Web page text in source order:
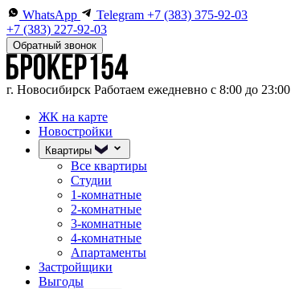
WhatsApp Telegram +7 (383) 375-92-03
+7 (383) 227-92-03
Обратный звонок
г. Новосибирск Работаем ежедневно с 8:00 до 23:00
ЖК на карте
Новостройки
Квартиры
Все квартиры
Студии
1-комнатные
2-комнатные
3-комнатные
4-комнатные
Апартаменты
Застройщики
Выгоды